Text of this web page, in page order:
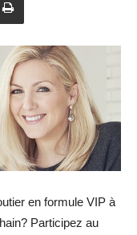
en formule VIP à
Participez au